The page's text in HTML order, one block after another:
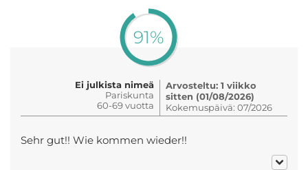
91%
Ei julkista nimeä
Pariskunta
60-69 vuotta
Arvosteltu: 1 viikko
sitten (01/08/2026)
Kokemuspäivä: 07/2026
Sehr gut!! Wie kommen wieder!!